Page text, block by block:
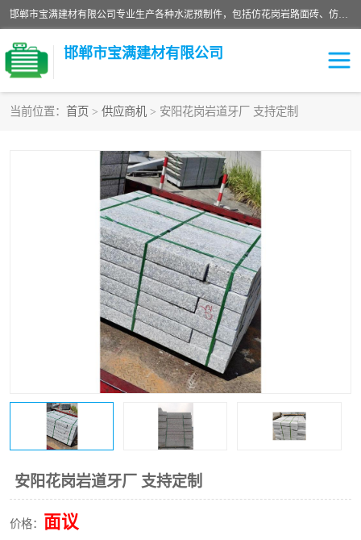
邯郸市宝满建材有限公司专业生产各种水泥预制件，包括仿花岗岩路面砖、仿花岗岩人行道砖、仿花岗岩路侧石、烧结砖、植草砖、码头砖连锁块、仿花岗岩路侧石、沙井盖、水泥盖板等各种水泥制品
邯郸市宝满建材有限公司
当前位置： 首页 > 供应商机 > 安阳花岗岩道牙厂 支持定制
安阳花岗岩道牙厂 支持定制
价格： 面议
混凝土路沿石
便道砖
花岗岩路岩石 盲道砖
pc仿石砖